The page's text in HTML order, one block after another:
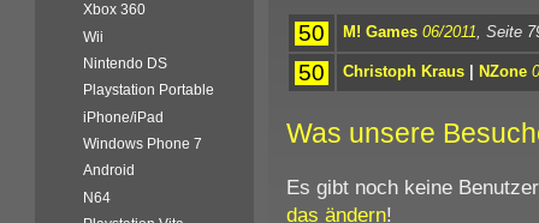
50 M! Games 06/2011 , Seite
50 Christoph Kraus| NZone
Was unsere
Es gibt noch keine
das ändern!
Xbox 360
Wii
Nintendo DS
Playstation Portable
iPhone/iPad
Windows Phone 7
Android
N64